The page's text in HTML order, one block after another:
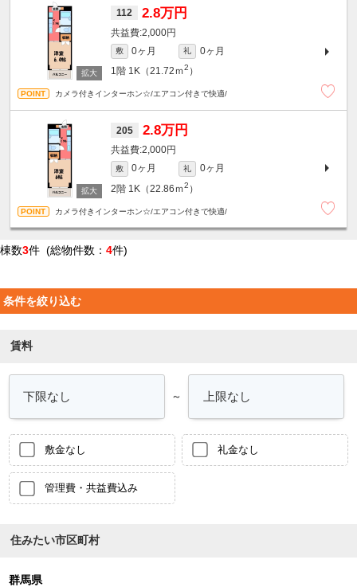
112 2.8万円
2,000円
敷 0ヶ月 礼
0ヶ月
1階 1K（21.72ｍ2 ）
カメラ付きインターホン☆/エアコン付きで快適/
205 2.8万円
2,000円
敷 0ヶ月 礼
0ヶ月
2階 1K（22.86ｍ2 ）
カメラ付きインターホン☆/エアコン付きで快適/
棟数3件 (総物件数： 4件)
条件を絞り込む
賃料
～
敷金なし 礼金なし
管理費・共益費込み
住みたい市区町村
群馬県